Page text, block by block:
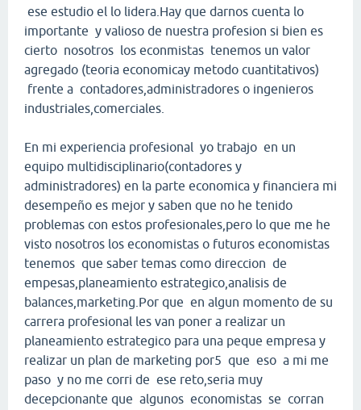
ese estudio el lo lidera.Hay que darnos cuenta lo
importante y valioso de nuestra profesion si bien es
cierto nosotros los econmistas tenemos un valor
agregado (teoria economicay metodo cuantitativos)
frente a contadores,administradores o ingenieros
industriales,comerciales.
En mi experiencia profesional yo trabajo en un
equipo multidisciplinario(contadores y
administradores) en la parte economica y financiera mi
desempeño es mejor y saben que no he tenido
problemas con estos profesionales,pero lo que me he
visto nosotros los economistas o futuros economistas
tenemos que saber temas como direccion de
empesas,planeamiento estrategico,analisis de
balances,marketing.Por que en algun momento de su
carrera profesional les van poner a realizar un
planeamiento estrategico para una peque empresa y
realizar un plan de marketing por5 que eso a mi me
paso y no me corri de ese reto,seria muy
decepcionante que algunos economistas se corran